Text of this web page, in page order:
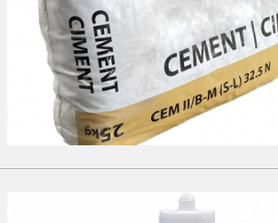
Matériaux de fondation
Ciment